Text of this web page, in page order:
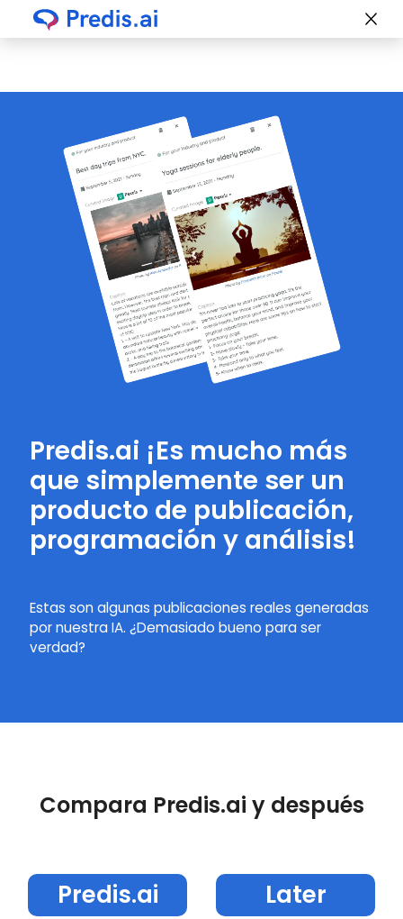
Predis.ai ¡Es mucho más
que simplemente ser un
producto de publicación,
programación y análisis!
Estas son algunas publicaciones reales generadas
por nuestra IA. ¿Demasiado bueno para ser
verdad?
Compara Predis.ai y después
Predis.ai Later